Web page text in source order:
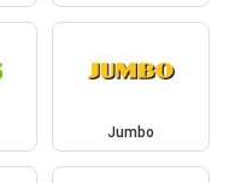
Jumbo